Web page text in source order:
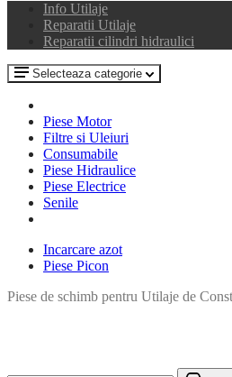
Info Utilaje
Reparatii Utilaje
Reparatii cilindri hidraulici
Selecteaza categorie
Piese Motor
Filtre si Uleiuri
Consumabile
Piese Hidraulice
Piese Electrice
Senile
Incarcare azot
Piese Picon
Piese de schimb pentru Utilaje de